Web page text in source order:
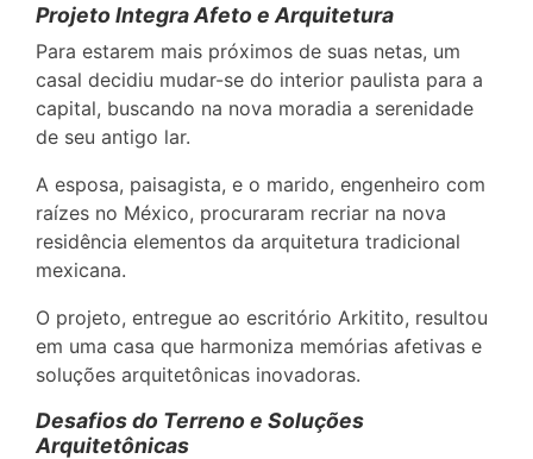
Projeto Integra Afeto e Arquitetura
Para estarem mais próximos de suas netas, um
casal decidiu mudar-se do interior paulista para a
capital, buscando na nova moradia a serenidade
de seu antigo lar.
A esposa, paisagista, e o marido, engenheiro com
raízes no México, procuraram recriar na nova
residência elementos da arquitetura tradicional
mexicana.
O projeto, entregue ao escritório Arkitito, resultou
em uma casa que harmoniza memórias afetivas e
soluções arquitetônicas inovadoras.
Desafios do Terreno e Soluções
Arquitetônicas